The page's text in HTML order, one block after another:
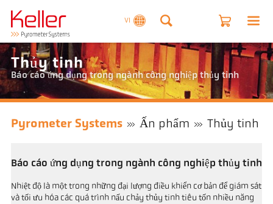
VI
Thủy tinh
Báo cáo ứng dụng trong ngành công nghiệp thủy tinh
Pyrometer Systems Ấn phẩm Thủy tinh
Báo cáo ứng dụng trong ngành công nghiệp thủy tinh
Nhiệt độ là một trong những đại lượng điều khiển cơ bản để giám sát
và tối ưu hóa các quá trình nấu chảy thủy tinh tiêu tốn nhiều năng